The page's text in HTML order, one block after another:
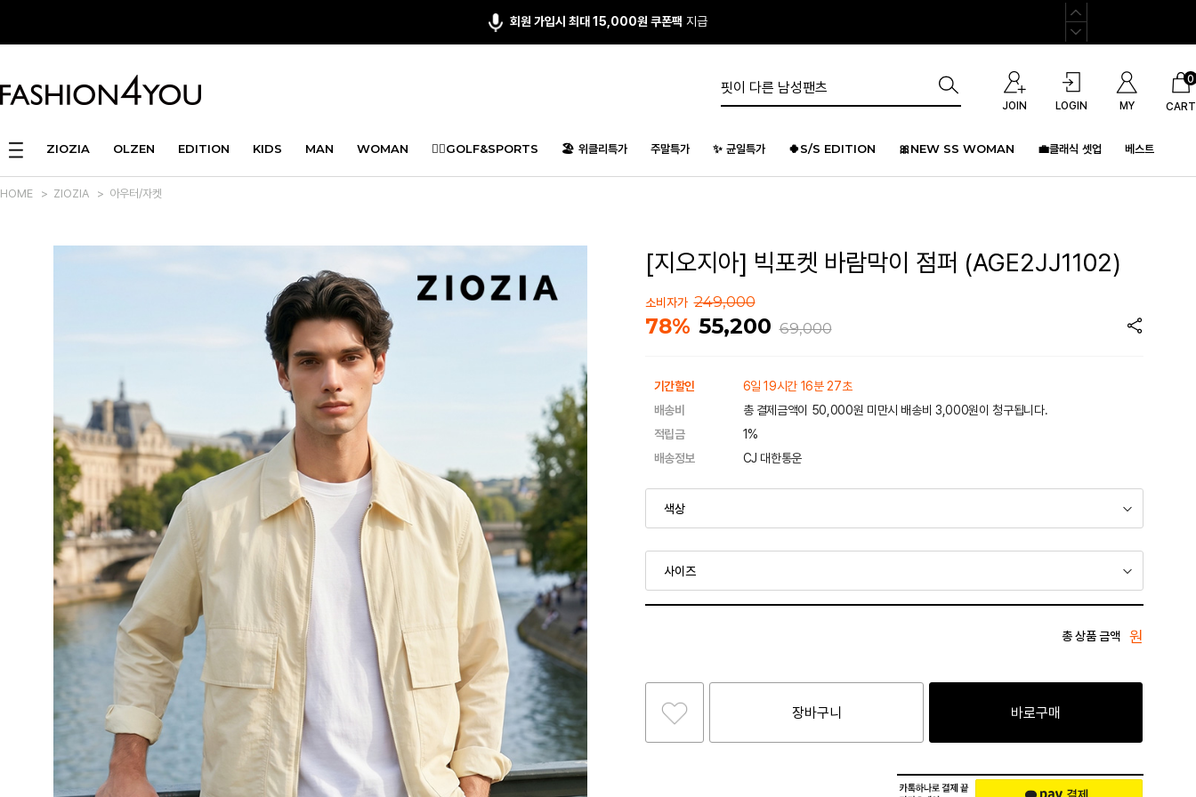
회원 가입시 최대 15,000원 쿠폰팩 지급
JOIN LOGIN MY CART
0
ZIOZIA OLZEN EDITION KIDS MAN WOMAN 🏌️‍♂️GOLF&SPORTS 🏖️ 위클리특가 주말특가 ✨ 균일특가 🍀S/S EDITION 🎀NEW SS WOMAN 💼클래식 셋업 베스트
HOME > ZIOZIA > 아우터/자켓
[지오지아] 빅포켓 바람막이 점퍼 (AGE2JJ1102)
소비자가 249,000
78% 55,200 69,000
기간할인
6일 19시간 16분 27초
배송비
총 결제금액이 50,000원 미만시 배송비 3,000원이 청구됩니다.
적립금
1%
배송정보
CJ 대한통운
총 상품 금액 원
장바구니 바로구매